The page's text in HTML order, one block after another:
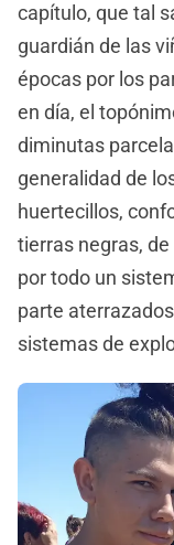
capítulo, que tal
guardián de las
épocas por los
en día, el
diminutas
generalidad de
huertecillos,
tierras negras,
por todo un
parte
sistemas de